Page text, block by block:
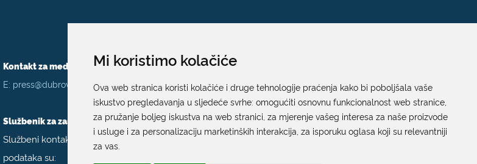
Mi koristimo kolačiće
Ova web stranica koristi kolačiće i druge tehnologije praćenja kako bi poboljšala vaše
iskustvo pregledavanja u sljedeće svrhe: omogućiti osnovnu funkcionalnost web stranice
za pružanje boljeg iskustva na web stranici za mjerenje vašeg interesa za naše proizvode
i usluge i za personalizaciju marketinških interakcija za isporuku oglasa koji su relevantniji
za vas
Kontakt za medije / Press contact
E: press@dubrovnik.hr
Službenik za zaštitu podataka
Službeni kontakt podaci službenika za zaštitu
podataka su:
Pisarnica
Ured 205; rad sa strankama za sva upravna tijela
Grada Dubrovnika
Gundulićeva poljana 10, 20000 Dubrovnik
Radno vrijeme sa strankama: